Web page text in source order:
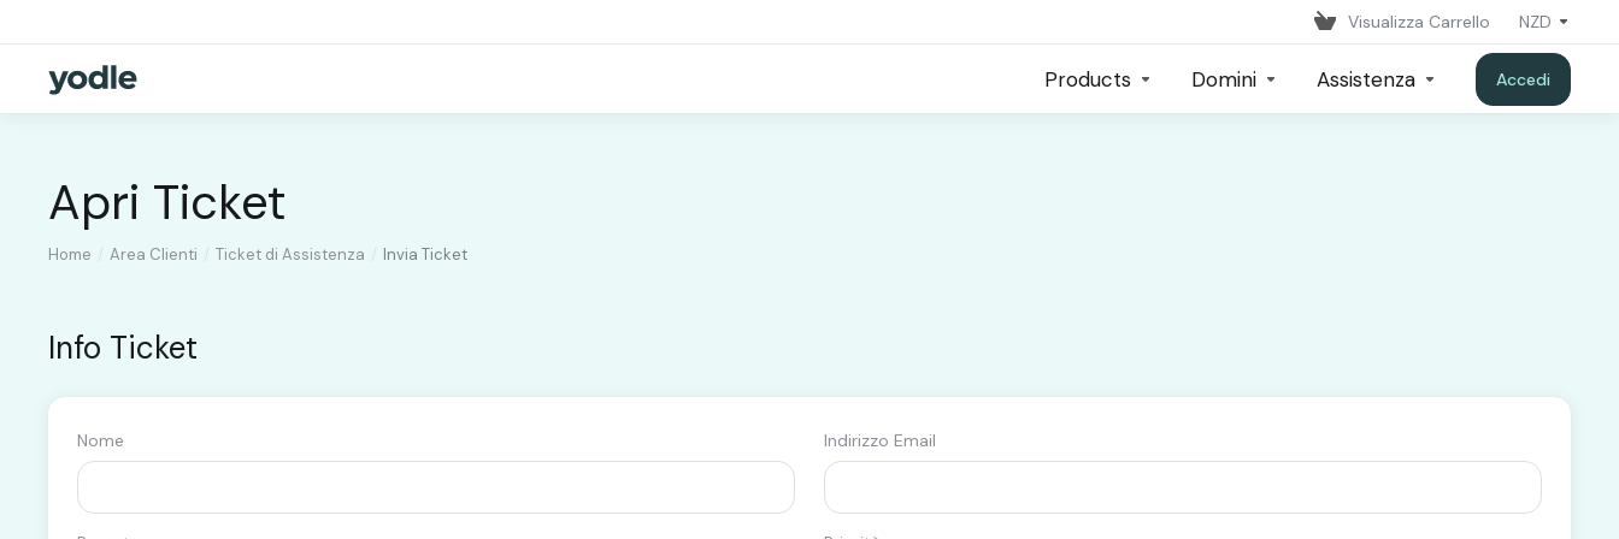
Visualizza Carrello NZD
Products Domini Assistenza Accedi
Apri Ticket
Home Area Clienti Ticket di Assistenza Invia Ticket
Info Ticket
Nome Indirizzo Email